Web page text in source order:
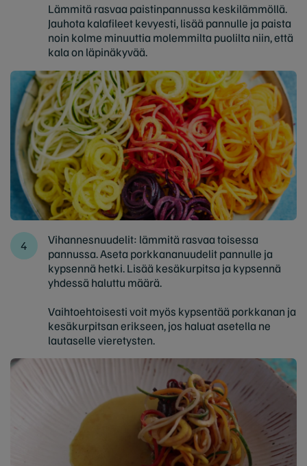
Lämmitä rasvaa paistinpannussa keskilämmöllä.
Jauhota kalafileet kevyesti, lisää pannulle ja paista
noin kolme minuuttia molemmilta puolilta niin, että
kala on läpinäkyvää.
Vihannesnuudelit: lämmitä rasvaa toisessa
pannussa. Aseta porkkananuudelit pannulle ja
kypsennä hetki. Lisää kesäkurpitsa ja kypsennä
yhdessä haluttu määrä.
Vaihtoehtoisesti voit myös kypsentää porkkanan ja
kesäkurpitsan erikseen, jos haluat asetella ne
lautaselle vieretysten.